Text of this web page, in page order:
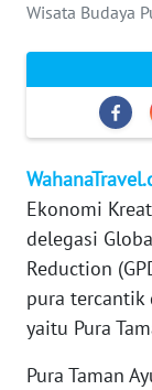
Wisata Budaya
Ekonomi
delegasi
Reduction
pura tercantik
yaitu Pura
Pura Taman
WAHANA
WAHANA
WAHANA
SELEB
PERSONA